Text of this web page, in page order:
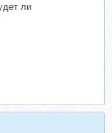
ли